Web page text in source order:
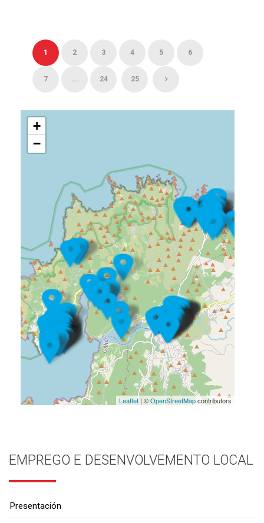
1 2 3 4 5 6
7 ... 24 25
+
−
Leaflet| ©OpenStreetMapcontributors
EMPREGO E DESENVOLVEMENTO LOCAL
Presentación